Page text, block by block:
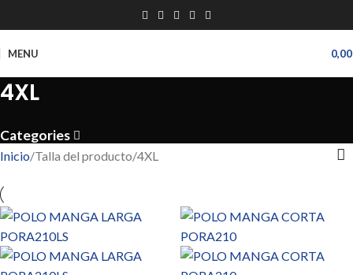
MENU
4XL
Categories
Inicio Talla del producto 4XL